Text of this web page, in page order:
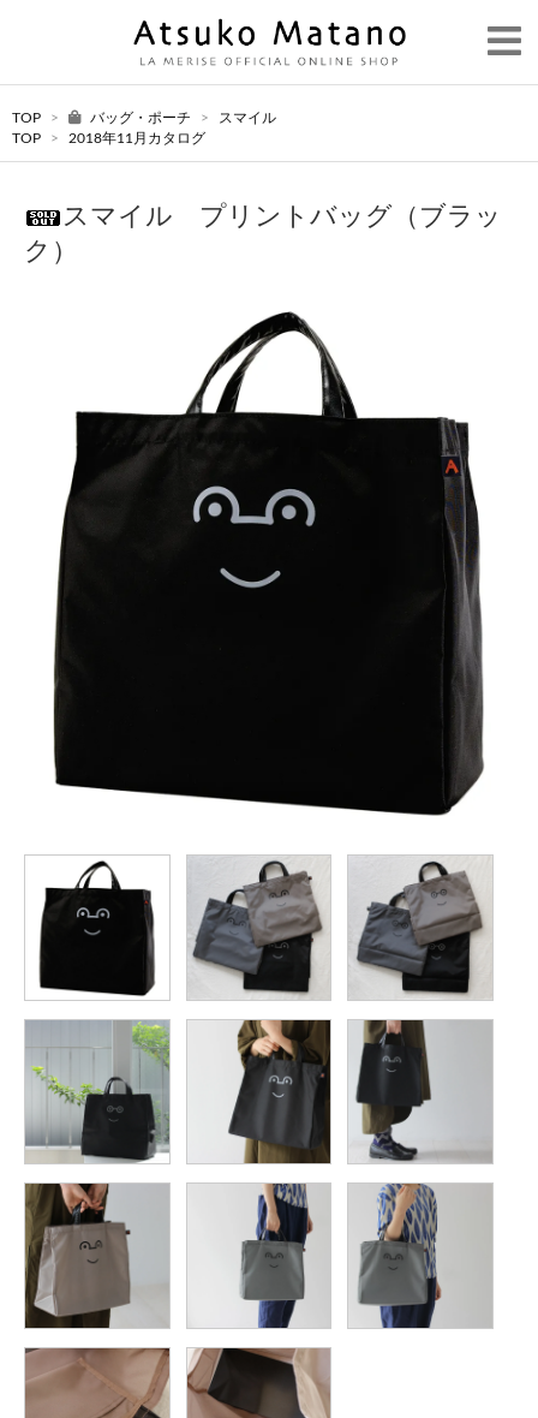
TOP > バッグ・ポーチ >
スマイル
TOP
> 2018年11月カタログ
スマイル プリントバッグ（ブラッ
ク）